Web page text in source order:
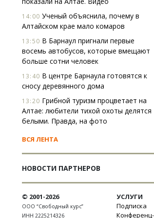
14:00 Ученый объяснила, почему в
Алтайском крае мало комаров
13:50 В Барнаул пригнали первые
восемь автобусов, которые вмещают
больше сотни человек
13:40 В центре Барнаула готовятся к
сносу деревянного дома
13:20 Грибной туризм процветает на
Алтае: любители тихой охоты делятся
белыми. Правда, на фото
ВСЯ ЛЕНТА
НОВОСТИ ПАРТНЕРОВ
© 2001-2026
ООО “Свободный курс”
ИНН 2225214326
УСЛУГИ
Подписка